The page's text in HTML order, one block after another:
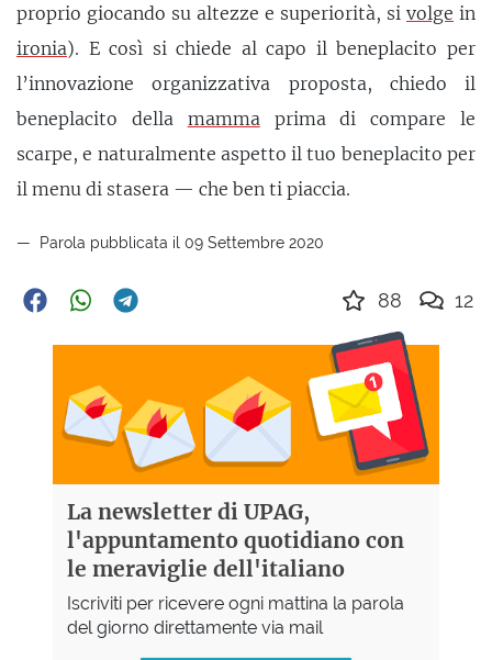
proprio giocando su altezze e superiorità, si volge in
ironia). E così si chiede al capo il beneplacito per
l’innovazione organizzativa proposta, chiedo il
beneplacito della mamma prima di compare le
scarpe, e naturalmente aspetto il tuo beneplacito per
il menu di stasera — che ben ti piaccia.
Parola pubblicata il 09 Settembre 2020
88 12
La newsletter di UPAG,
l'appuntamento quotidiano con
le meraviglie dell'italiano
Iscriviti per ricevere ogni mattina la parola
del giorno direttamente via mail